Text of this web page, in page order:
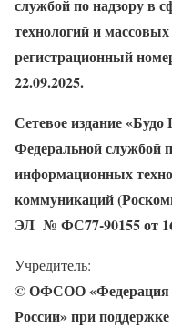
службой по надзору в
технологий и
регистрационный
22.09.2025.
Сетевое издание «Будо
Федеральной службой
информационных
коммуникаций
ЭЛ № ФС77-90155 от
Учредитель:
© ОФСОО «Федерация
России» при поддержке